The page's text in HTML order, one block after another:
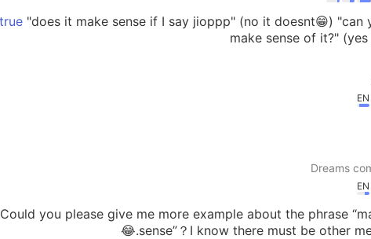
"does it make sense if I say jioppp" (no it doesnt😁) "can
make sense of it?" (yes
EN
Dreams
EN
Could you please give me more example about the phrase
sense”？I know there must be other